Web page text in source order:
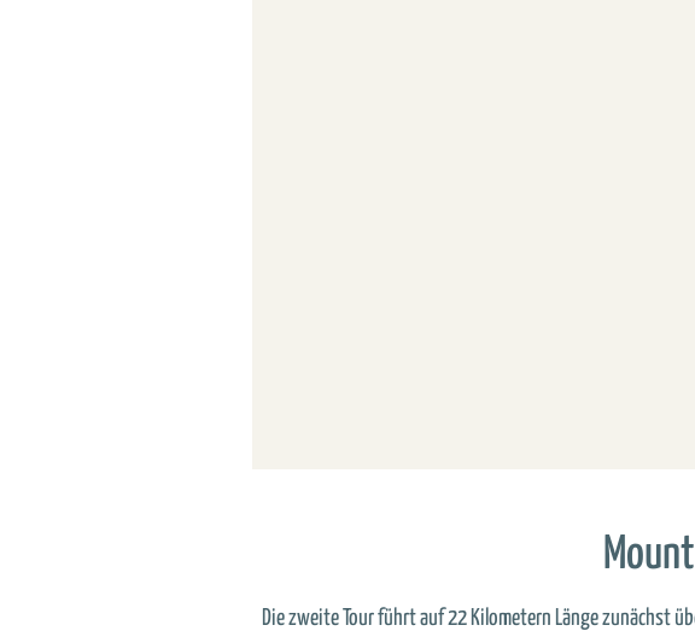
Die zweite Tour führt auf 22 Kilometern Länge zunächst